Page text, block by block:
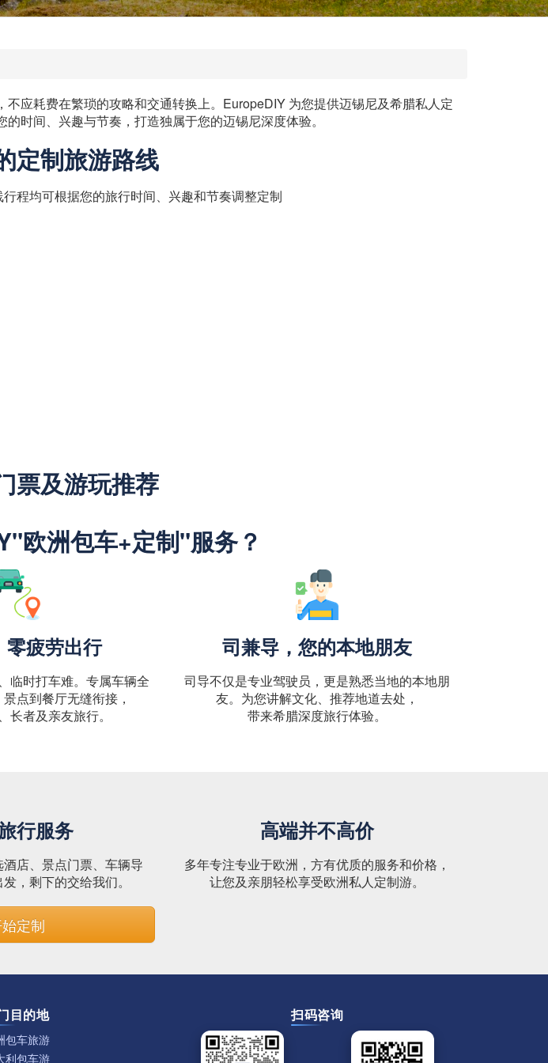
应耗费在繁琐的攻略和交通转换上。EuropeDIY 为您提供迈锡尼及希腊私人定
时间、兴趣与节奏，打造独属于您的迈锡尼深度体验。
定制旅游路线
程均可根据您的旅行时间、兴趣和节奏调整定制
票及游玩推荐
欧洲包车+定制"服务？
零疲劳出行
临时打车难。专属车辆全
点到餐厅无缝衔接，
长者及亲友旅行。
司兼导，您的本地朋友
司导不仅是专业驾驶员，更是熟悉当地的本地朋
友。为您讲解文化、推荐地道去处，
带来希腊深度旅行体验。
行服务
店、景点门票、车辆导
，剩下的交给我们。
高端并不高价
多年专注专业于欧洲，方有优质的服务和价格，
让您及亲朋轻松享受欧洲私人定制游。
定制
目的地
包车旅游
利包车游
扫码咨询